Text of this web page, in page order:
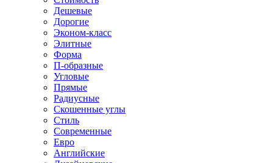
Дешевые
Дорогие
Эконом-класс
Элитные
Форма
П-образные
Угловые
Прямые
Радиусные
Скошенные углы
Стиль
Современные
Евро
Английские